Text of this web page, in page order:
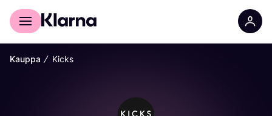
Kuluttajille
Kauppa ∕ Kicks